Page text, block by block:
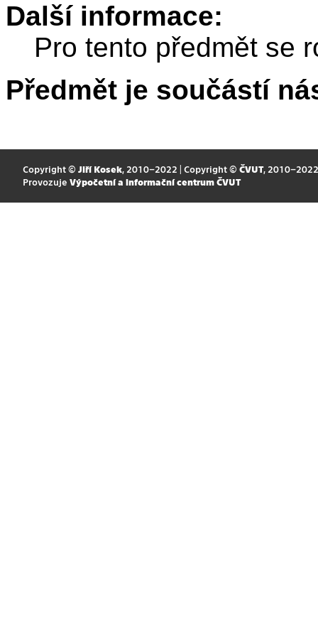
Další informace:
Pro tento předmět se
Předmět je součástí
Copyright © Jiří Kosek, 2010–2022 | Copyright © ČVUT, 2010–2022
Provozuje Výpočetní a informační centrum ČVUT